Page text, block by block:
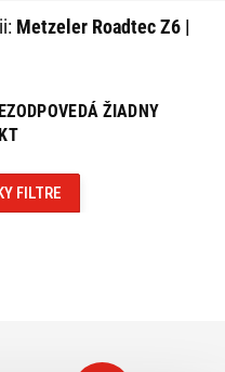
Metzeler Roadtec Z6 |
ŽIADNY
FILTRE